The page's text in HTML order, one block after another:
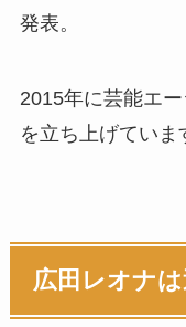
発表。
2015年に芸能エ
を立ち上げていま
広田レオナ